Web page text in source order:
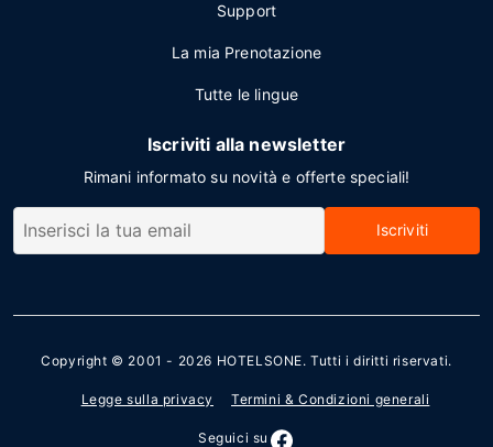
Support
La mia Prenotazione
Tutte le lingue
Iscriviti alla newsletter
Rimani informato su novità e offerte speciali!
Iscriviti
Copyright © 2001 - 2026 HOTELSONE. Tutti i diritti riservati.
Legge sulla privacy Termini & Condizioni generali
Seguici su